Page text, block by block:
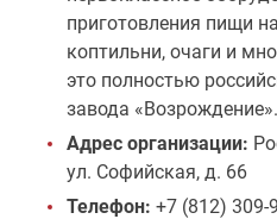
приготовления пищи
коптильни, очаги и
это полностью
завода «Возрождение».
Адрес организации:
ул. Софийская, д. 66
Телефон: +7 (812) 309-